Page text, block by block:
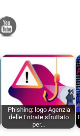
Phishing: logo Agenzia
delle Entrate sfruttato
per…